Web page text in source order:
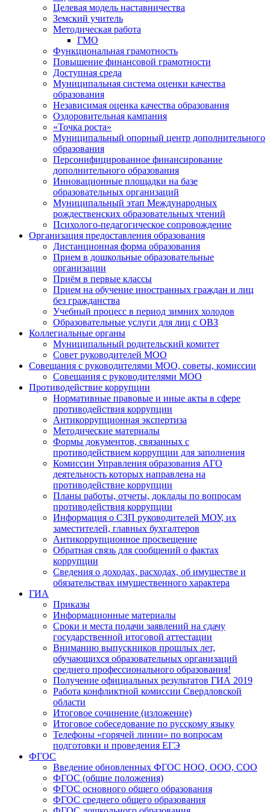
Целевая модель наставничества
Земский учитель
Методическая работа
ГМО
Функциональная грамотность
Повышение финансовой грамотности
Доступная среда
Муниципальная система оценки качества
образования
Независимая оценка качества образования
Оздоровительная кампания
«Точка роста»
Муниципальный опорный центр дополнительного
образования
Персонифицированное финансирование
дополнительного образования
Инновационные площадки на базе
образовательных организаций
Муниципальный этап Международных
рождественских образовательных чтений
Психолого-педагогическое сопровождение
Организация предоставления образования
Дистанционная форма образования
Прием в дошкольные образовательные
организации
Приём в первые классы
Прием на обучение иностранных граждан и лиц
без гражданства
Учебный процесс в период зимних холодов
Образовательные услуги для лиц с ОВЗ
Коллегиальные органы
Муниципальный родительский комитет
Совет руководителей МОО
Совещания с руководителями МОО, советы, комиссии
Совещания с руководителями МОО
Противодействие коррупции
Нормативные правовые и иные акты в сфере
противодействия коррупции
Антикоррупционная экспертиза
Методические материалы
Формы документов, связанных с
противодействием коррупции для заполнения
Комиссии Управления образования АГО
деятельность которых направлена на
противодействие коррупции
Планы работы, отчеты, доклады по вопросам
противодействия коррупции
Информация о СЗП руководителей МОУ, их
заместителей, главных бухгалтеров
Антикоррупционное просвещение
Обратная связь для сообщений о фактах
коррупции
Сведения о доходах, расходах, об имуществе и
обязательствах имущественного характера
ГИА
Приказы
Информационные материалы
Сроки и места подачи заявлений на сдачу
государственной итоговой аттестации
Вниманию выпускников прошлых лет,
обучающихся образовательных организаций
среднего профессионального образования!
Получение официальных результатов ГИА 2019
Работа конфликтной комиссии Свердловской
области
Итоговое сочинение (изложение)
Итоговое собеседование по русскому языку
Телефоны «горячей линии» по вопросам
подготовки и проведения ЕГЭ
ФГОС
Введение обновленных ФГОС НОО, ООО, СОО
ФГОС (общие положения)
ФГОС основного общего образования
ФГОС среднего общего образования